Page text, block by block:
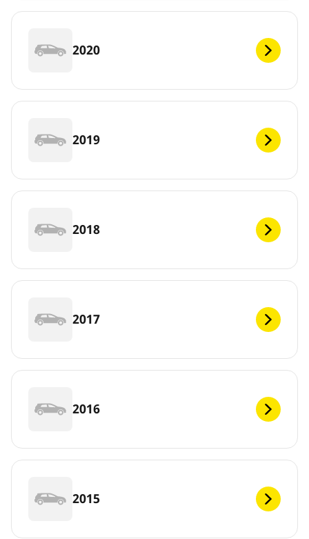
2020
2019
2018
2017
2016
2015